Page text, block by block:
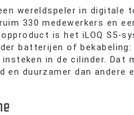
wereldspeler in digitale
330 medewerkers en
is het iLOQ S5-
batterijen of
in de cilinder. Dat
en duurzamer dan andere